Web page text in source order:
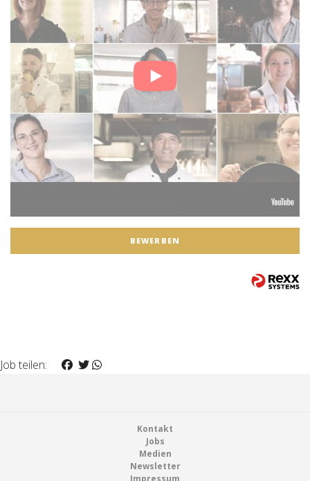
BEWERBEN
Job teilen:
Kontakt
Jobs
Medien
Newsletter
Impressum